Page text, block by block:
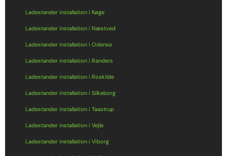
Ladestander installation i Køge
Ladestander installation i Næstved
Ladestander installation i Odense
Ladestander installation i Randers
Ladestander installation i Roskilde
Ladestander installation i Silkeborg
Ladestander installation i Taastrup
Ladestander installation i Vejle
Ladestander installation i Viborg